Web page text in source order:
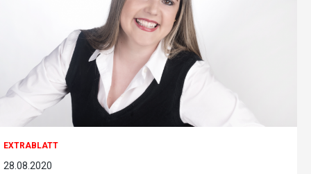
EXTRABLATT
28.08.2020